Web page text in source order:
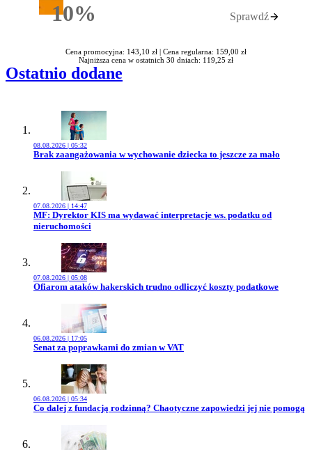
10%Rabatu Sprawdź
Cena promocyjna: 143,10 zł | Cena regularna: 159,00 zł
Najniższa cena w ostatnich 30 dniach: 119,25 zł
Ostatnio dodane
08.08.2026 | 05:32
Przejdź do artykułu:
Brak zaangażowania w wychowanie dziecka to jeszcze za mało
07.08.2026 | 14:47
Przejdź do artykułu:
MF: Dyrektor KIS ma wydawać interpretacje ws. podatku od
nieruchomości
07.08.2026 | 05:08
Przejdź do artykułu:
Ofiarom ataków hakerskich trudno odliczyć koszty podatkowe
06.08.2026 | 17:05
Przejdź do artykułu:
Senat za poprawkami do zmian w VAT
06.08.2026 | 05:34
Przejdź do artykułu:
Co dalej z fundacją rodzinną? Chaotyczne zapowiedzi jej nie pomogą